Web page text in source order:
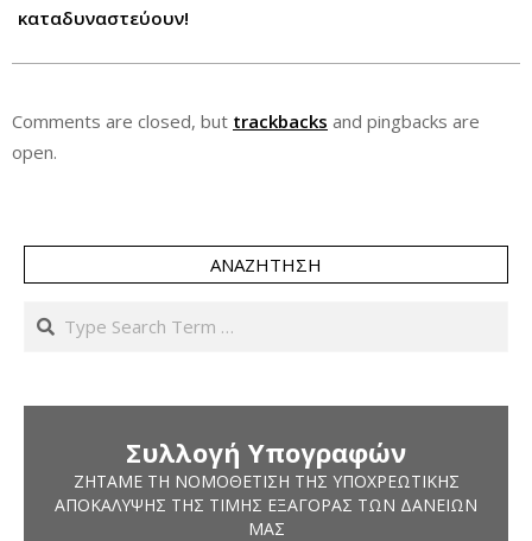
καταδυναστεύουν!
Comments are closed, but trackbacks and pingbacks are
open.
ΑΝΑΖΉΤΗΣΗ
Search
Συλλογή Υπογραφών
ΖΗΤΆΜΕ ΤΗ ΝΟΜΟΘΈΤΙΣΗ ΤΗΣ ΥΠΟΧΡΕΩΤΙΚΉΣ
ΑΠΟΚΆΛΥΨΗΣ ΤΗΣ ΤΙΜΉΣ ΕΞΑΓΟΡΆΣ ΤΩΝ ΔΑΝΕΊΩΝ
ΜΑΣ